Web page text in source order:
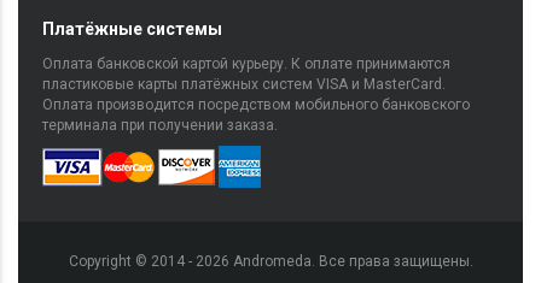
Платёжные системы
Оплата банковской картой курьеру. К оплате принимаются
пластиковые карты платёжных систем VISA и MasterCard.
Оплата производится посредством мобильного банковского
терминала при получении заказа.
Copyright © 2014 - 2026 Andromeda. Все права защищены.